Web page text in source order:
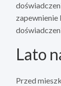
Lato
Przed